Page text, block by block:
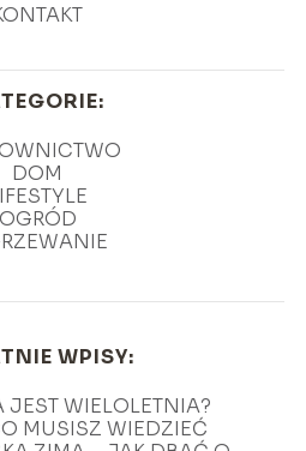
DOM
OGRÓD
WPISY:
WIELOLETNIA?
MUSISZ WIEDZIEĆ